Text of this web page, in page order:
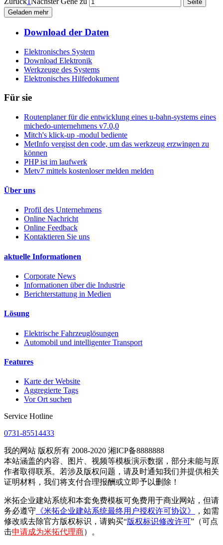
Geladen mehr
Download der Daten
Elektronisches System
Download Elektronik
Werkzeuge des Systems
Elektronisches Hilfedokument
Für sie
Routenplaner für die entwicklung eines u-bahn-systems eines
michedo-unternehmens v7.0,0
Mitch's klick-up -modul bediente
MetInfo vergisst den code, um das werkzeug erzwingen zu
können
PHP ist im laufwerk
Metv7 mittels kostenloser melden melden
Über uns
Profil des Unternehmens
Online Nachricht
Online Feedback
Kontaktieren Sie uns
aktuelle Informationen
Corporate News
Informationen über die Industrie
Berichterstattung in Medien
Lösung
Elektrische Fahrzeuglösungen
Automobil und intelligenter Transport
Features
Karte der Website
Aggregierte Tags
Vor Ort suchen
Service Hotline
0731-85514433
我的网站 版权所有 2008-2020 湘ICP备8888888
本站涵盖的内容、图片、视频等模板演示数据，部分未能与原
作者取得联系。若涉及版权问题，请及时通知我们并提供相关
证明材料，我们将支付合理报酬或立即予以删除！
米拓企业建站系统和本套免费模板可免费用于商业网站，但请
务必遵守 《米拓企业建站系统最终用户授权许可协议》
，如需
修改或去除官方版权标识，请购买“版权标识修改许可”（可点
击申请成为米拓代理商）。